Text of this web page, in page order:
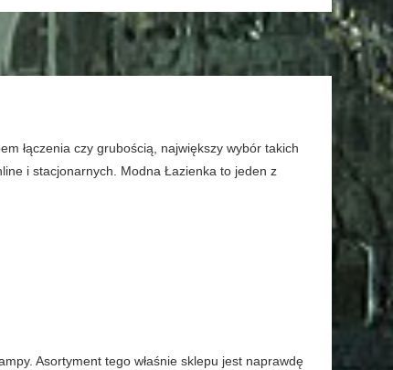
łączenia czy grubością, największy wybór takich
i stacjonarnych. Modna Łazienka to jeden z
Asortyment tego właśnie sklepu jest naprawdę